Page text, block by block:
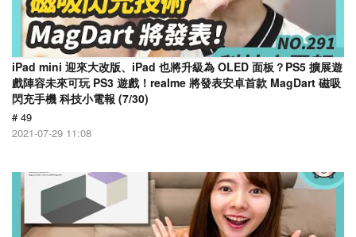
iPad mini 迎來大改版、iPad 也將升級為 OLED 面板？PS5 擴展遊
戲陣容未來可玩 PS3 遊戲！realme 將發表安卓首款 MagDart 磁吸
閃充手機 科技小電報 (7/30)
# 49
2021-07-29 11:08